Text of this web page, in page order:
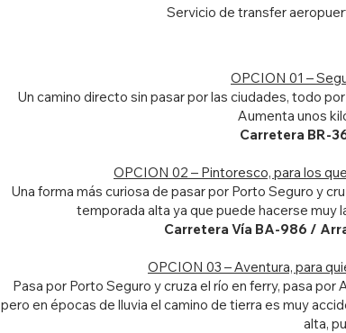
Servicio de transfer
OPCION 01 –
Un camino directo sin pasar por las ciudades, todo
Aumenta unos
Carretera BR-
OPCION 02 – Pintoresco, para los
Una forma más curiosa de pasar por Porto Seguro y
temporada alta ya que puede hacerse muy
Carretera Vía BA-986 /
OPCION 03 – Aventura, para
Pasa por Porto Seguro y cruza el río en ferry, pasa
pero en épocas de lluvia el camino de tierra es muy
alta,